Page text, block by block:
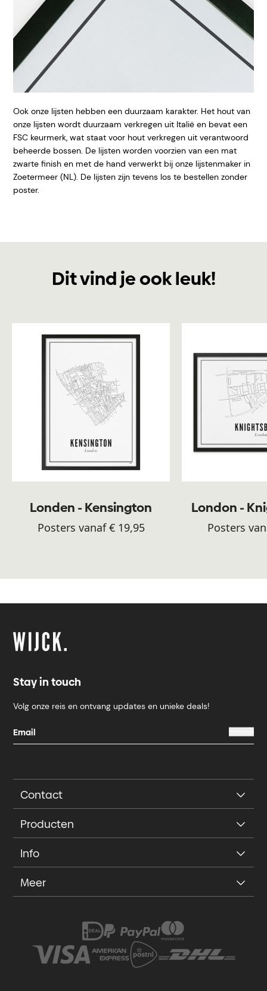
Ook onze lijsten hebben een duurzaam karakter. Het hout van
onze lijsten wordt duurzaam verkregen uit Italië en bevat een
FSC keurmerk, wat staat voor hout verkregen uit verantwoord
beheerde bossen. De lijsten worden voorzien van een mat
zwarte finish en met de hand verwerkt bij onze lijstenmaker in
Zoetermeer (NL). De lijsten zijn tevens los te bestellen zonder
poster.
Dit vind je ook leuk!
Londen - Kensington
Posters vanaf € 19,95
London -
Posters
Stay in touch
Volg onze reis en ontvang updates en unieke deals!
Contact
Producten
Info
Meer